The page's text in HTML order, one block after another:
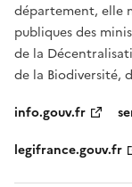
département, elle
publiques des
de la
de la Biodiversité,
info.gouv.fr
legifrance.gouv.fr